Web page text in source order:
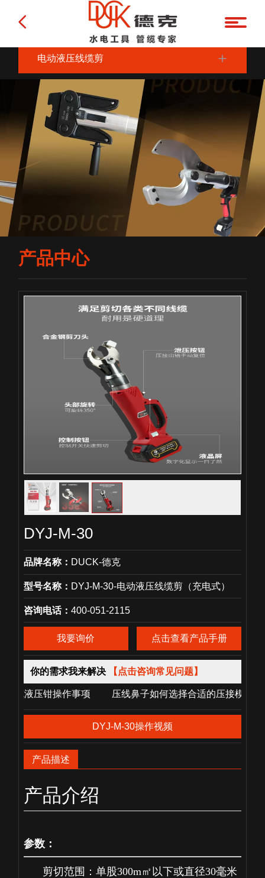
电动液压线缆剪
产品中心
DYJ-M-30
品牌名称： DUCK-德克
型号名称： DYJ-M-30-电动液压线缆剪（充电式）
咨询电话：400-051-2115
我要询价 点击查看产品手册
你的需求我来解决 【点击咨询常见问题】
压钳操作事项 压线鼻子如何选择合适的压接模
DYJ-M-30操作视频
产品描述
产品介绍
参数：
剪切范围：单股300m㎡以下或直径30毫米